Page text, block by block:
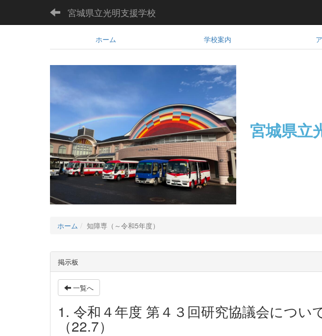
宮城県立光明支援学校
ホーム 学校案内
宮城県立
ホーム 知障専（～令和5年度）
掲示板
一覧へ
1. 令和４年度 第４３回研究協議会につい
（22.7）